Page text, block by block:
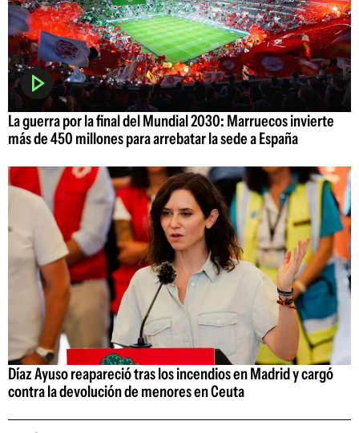
La guerra por la final del Mundial 2030: Marruecos invierte
más de 450 millones para arrebatar la sede a España
Díaz Ayuso reapareció tras los incendios en Madrid y cargó
contra la devolución de menores en Ceuta